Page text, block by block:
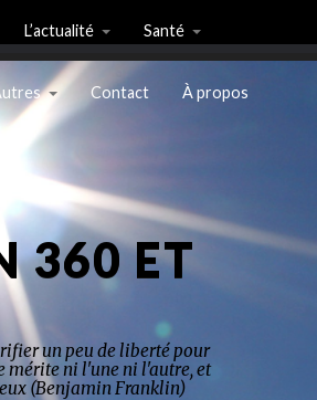
L’actualité Santé
Contact À propos
360 ET
un peu de liberté pour
mérite ni l'une ni l'autre, et
(Benjamin Franklin)